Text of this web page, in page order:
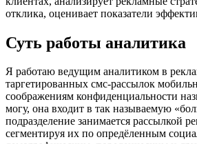
отклика, оценивает показатели
Суть работы аналитика
Я работаю ведущим аналитиком в
таргетированных смс-рассылок
соображениям конфиденциальности
могу, она входит в так называемую
подразделение занимается рассылкой
сегментируя их по опредёленным